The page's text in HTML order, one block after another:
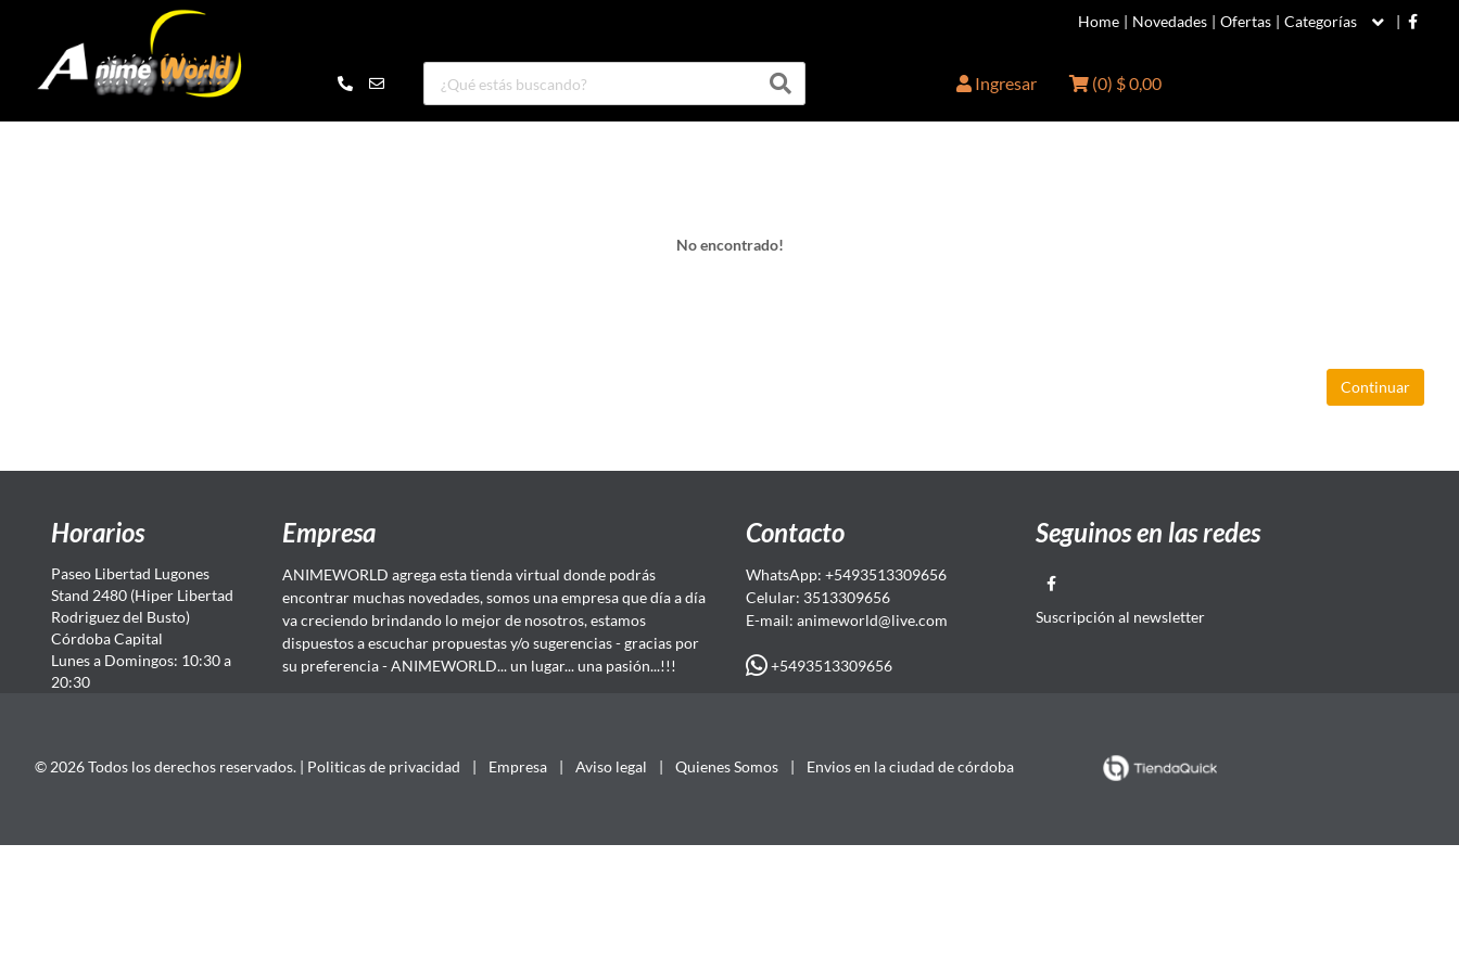
Home | Novedades | Ofertas | Categorías |
Ingresar (0) $ 0,00
No encontrado!
Continuar
Horarios
Paseo Libertad Lugones
Stand 2480 (Hiper Libertad
Rodriguez del Busto)
Córdoba Capital
Lunes a Domingos: 10:30 a
20:30
Empresa
ANIMEWORLD agrega esta tienda virtual donde podrás
encontrar muchas novedades, somos una empresa que día a día
va creciendo brindando lo mejor de nosotros, estamos
dispuestos a escuchar propuestas y/o sugerencias - gracias por
su preferencia - ANIMEWORLD... un lugar... una pasión...!!!
Contacto
WhatsApp: +5493513309656
Celular: 3513309656
E-mail: animeworld@live.com
+5493513309656
Seguinos en las redes
Suscripción al newsletter
© 2026 Todos los derechos reservados. | Politicas de privacidad | Empresa | Aviso legal | Quienes Somos | Envios en la ciudad de córdoba